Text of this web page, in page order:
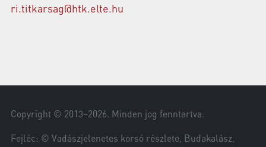
ri.titkarsag@htk.elte.hu
Copyright © 2013–2026. Minden jog fenntartva.
Fejléc: © Vadászjelenetes korsó részlete, Budakalász,